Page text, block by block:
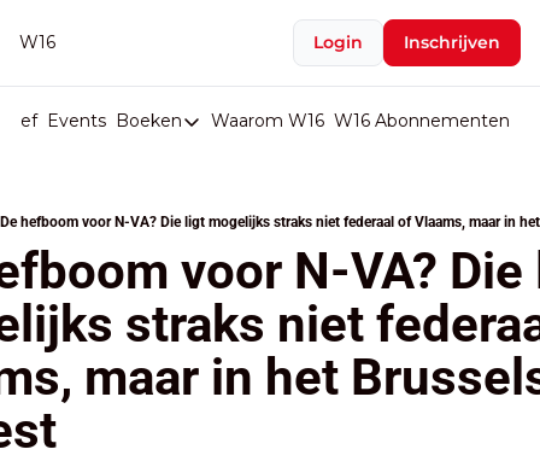
W16 Login Inschrijven
Events Boeken
Boeken
Boeken
Stop de Persen
Het Merk België
De Doodgravers van België
Waarom W16 W16 Abonnementen
De hefboom voor N-VA? Die ligt mogelijks straks niet federaal of Vlaams, maar in
voor N-VA?
straks niet
maar in het